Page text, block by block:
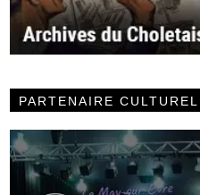
PARTENAIRE CULTUREL